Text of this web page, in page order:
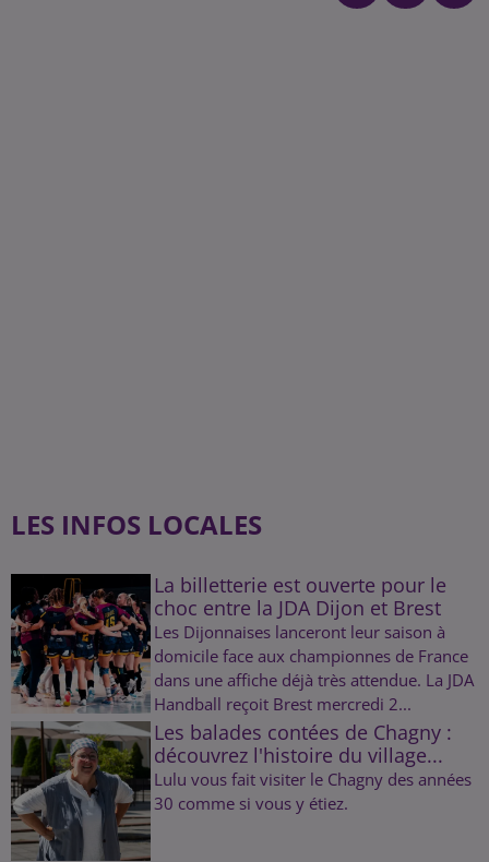
LES INFOS LOCALES
La billetterie est ouverte pour le
choc entre la JDA Dijon et Brest
Les Dijonnaises lanceront leur saison à
domicile face aux championnes de France
dans une affiche déjà très attendue. La JDA
Handball reçoit Brest mercredi 2...
Les balades contées de Chagny :
découvrez l'histoire du village...
Lulu vous fait visiter le Chagny des années
30 comme si vous y étiez.